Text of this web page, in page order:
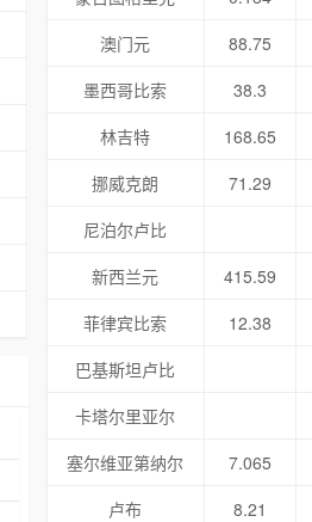
澳门元
88.75
墨西哥比索
38.3
林吉特
168.65
挪威克朗
71.29
尼泊尔卢比
新西兰元
415.59
菲律宾比索
12.38
巴基斯坦卢比
卡塔尔里亚尔
塞尔维亚第纳尔
7.065
卢布
8.21